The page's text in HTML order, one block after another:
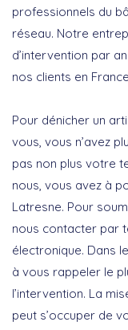
professionnels du
réseau. Notre
d’intervention par
nos clients en
Pour dénicher un
vous, vous n’avez
pas non plus votre
nous, vous avez à
Latresne. Pour
nous contacter par
électronique. Dans
à vous rappeler le
l’intervention. La
peut s’occuper de